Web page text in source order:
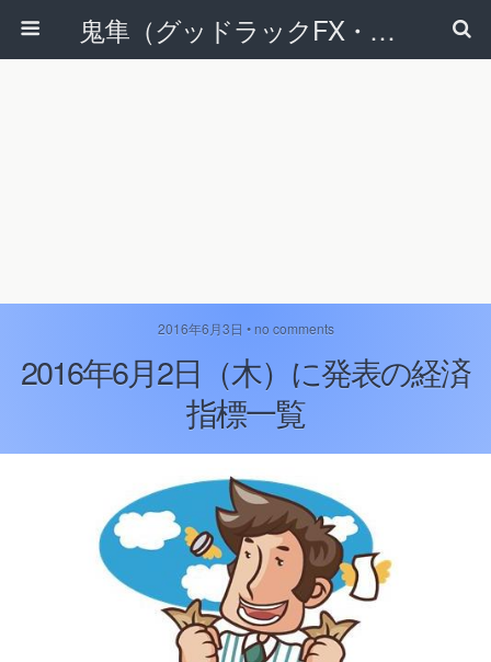
鬼隼（グッドラックFX・改）
2016年6月3日 • no comments
2016年6月2日（木）に発表の経済
指標一覧